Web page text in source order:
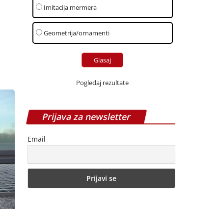
Imitacija mermera
Geometrija/ornamenti
Pogledaj rezultate
Prijava za newsletter
Email